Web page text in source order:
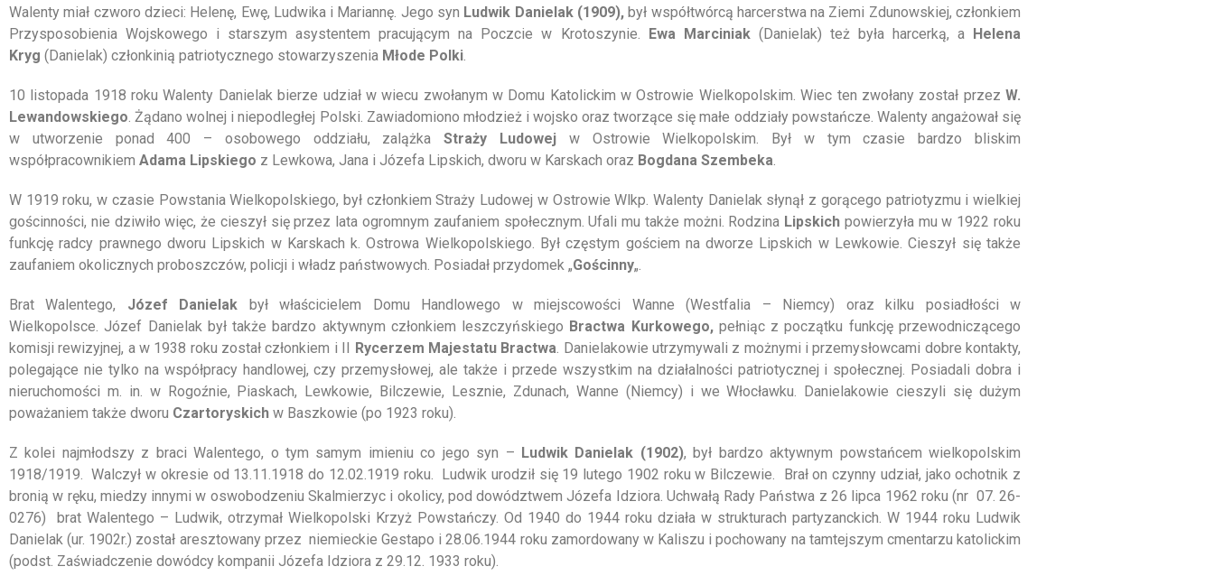
Walenty miał czworo dzieci: Helenę, Ewę, Ludwika i Mariannę. Jego syn Ludwik Danielak (1909),był współtwórcą harcerstwa na Ziemi Zdunowskiej, członkiem
Przysposobienia Wojskowego i starszym asystentem pracującym na Poczcie w Krotoszynie. Ewa Marciniak(Danielak) też była harcerką, a Helena
Kryg (Danielak) członkinią patriotycznego stowarzyszenia Młode Polki
10 listopada 1918 roku Walenty Danielak bierze udział w wiecu zwołanym w Domu Katolickim w Ostrowie Wielkopolskim. Wiec ten zwołany został przez W.
Lewandowskiego . Żądano wolnej i niepodległej Polski. Zawiadomiono młodzież i wojsko oraz tworzące się małe oddziały powstańcze. Walenty angażował się
w utworzenie ponad 400 – osobowego oddziału, zalążkaStraży Ludowej w Ostrowie Wielkopolskim. Był w tym czasie bardzo bliskim
współpracownikiem Adama Lipskiego z Lewkowa, Jana i Józefa Lipskich, dworu w Karskach oraz Bogdana Szembeka
W 1919 roku, w czasie Powstania Wielkopolskiego, był członkiem Straży Ludowej w Ostrowie Wlkp. Walenty Danielak słynął z gorącego patriotyzmu i wielkiej
gościnności, nie dziwiło więc, że cieszył się przez lata ogromnym zaufaniem społecznym. Ufali mu także możni. Rodzina Lipskich powierzyła mu w 1922 roku
funkcję radcy prawnego dworu Lipskich w Karskach k. Ostrowa Wielkopolskiego. Był częstym gościem na dworze Lipskich w Lewkowie. Cieszył się także
zaufaniem okolicznych proboszczów, policji i władz państwowych. Posiadał przydomek „Gościnny„.
Brat Walentego, Józef Danielak był właścicielem Domu Handlowego w miejscowości Wanne (Westfalia – Niemcy) oraz kilku posiadłości w
Wielkopolsce. Józef Danielak był także bardzo aktywnym członkiem leszczyńskiego Bractwa Kurkowego,pełniąc z początku funkcję przewodniczącego
komisji rewizyjnej, a w 1938 roku został członkiem i II Rycerzem Majestatu Bractwa . Danielakowie utrzymywali z możnymi i przemysłowcami dobre kontakty,
polegające nie tylko na współpracy handlowej, czy przemysłowej, ale także i przede wszystkim na działalności patriotycznej i społecznej. Posiadali dobra i
nieruchomości m. in. w Rogoźnie, Piaskach, Lewkowie, Bilczewie, Lesznie, Zdunach, Wanne (Niemcy) i we Włocławku. Danielakowie cieszyli się dużym
poważaniem także dworu Czartoryskich w Baszkowie (po 1923 roku).
Z kolei najmłodszy z braci Walentego, o tym samym imieniu co jego syn – Ludwik Danielak (1902), był bardzo aktywnym powstańcem wielkopolskim
1918/1919. Walczył w okresie od 13.11.1918 do 12.02.1919 roku. Ludwik urodził się 19 lutego 1902 roku w Bilczewie. Brał on czynny udział, jako ochotnik z
bronią w ręku, miedzy innymi w oswobodzeniu Skalmierzyc i okolicy, pod dowództwem Józefa Idziora. Uchwałą Rady Państwa z 26 lipca 1962 roku (nr 07. 26-
0276) brat Walentego – Ludwik, otrzymał Wielkopolski Krzyż Powstańczy. Od 1940 do 1944 roku działa w strukturach partyzanckich. W 1944 roku Ludwik
Danielak (ur. 1902r.) został aresztowany przez niemieckie Gestapo i 28.06.1944 roku zamordowany w Kaliszu i pochowany na tamtejszym cmentarzu katolickim
(podst. Zaświadczenie dowódcy kompanii Józefa Idziora z 29.12. 1933 roku).